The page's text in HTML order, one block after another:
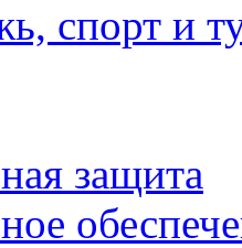
спорт и
защита